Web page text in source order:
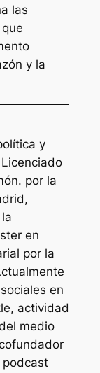
las
y la
y
por la
en
por la
en
actividad
medio
podcast